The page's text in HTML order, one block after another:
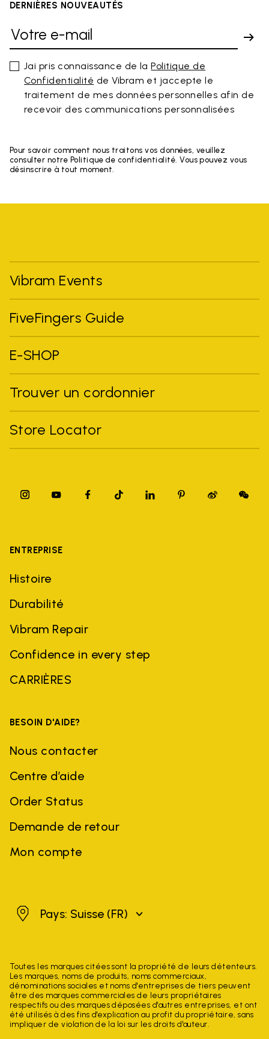
DERNIÈRES NOUVEAUTÉS
Jai pris connaissance de laPolitique de
Confidentialité de Vibram et jaccepte le
traitement de mes données personnelles afin de
recevoir des communications personnalisées
Pour savoir comment nous traitons vos données, veuillez
consulter notre Politique de confidentialité. Vous pouvez vous
désinscrire à tout moment.
Vibram Events
FiveFingers Guide
E-SHOP
Trouver un cordonnier
Store Locator
ENTREPRISE
Histoire
Durabilité
Vibram Repair
Confidence in every step
CARRIÈRES
BESOIN D'AIDE?
Nous contacter
Centre d’aide
Order Status
Demande de retour
Mon compte
SuissePays: Suisse (FR)
Toutes les marques citées sont la propriété de leurs détenteurs.
Les marques, noms de produits, noms commerciaux,
dénominations sociales et noms d'entreprises de tiers peuvent
être des marques commerciales de leurs propriétaires
respectifs ou des marques déposées d'autres entreprises, et ont
été utilisés à des fins d'explication au profit du propriétaire, sans
impliquer de violation de la loi sur les droits d'auteur.